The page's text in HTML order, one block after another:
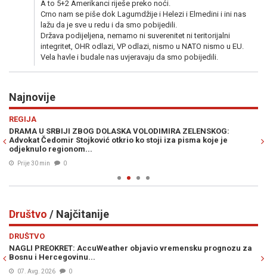
A to 5+2 Amerikanci riješe preko noći.
Crno nam se piše dok Lagumdžije i Helezi i Elmedini i ini nas
lažu da je sve u redu i da smo pobijedili.
Država podijeljena, nemamo ni suverenitet ni teritorijalni
integritet, OHR odlazi, VP odlazi, nismo u NATO nismo u EU.
Vela havle i budale nas uvjeravaju da smo pobijedili.
Najnovije
REGIJA
DRAMA U SRBIJI ZBOG DOLASKA VOLODIMIRA ZELENSKOG:
Advokat Čedomir Stojković otkrio ko stoji iza pisma koje je
odjeknulo regionom...
Prije 30 min 0
Društvo / Najčitanije
DRUŠTVO
NAGLI PREOKRET: AccuWeather objavio vremensku prognozu za
Bosnu i Hercegovinu...
07. Avg. 2026 0
Previous